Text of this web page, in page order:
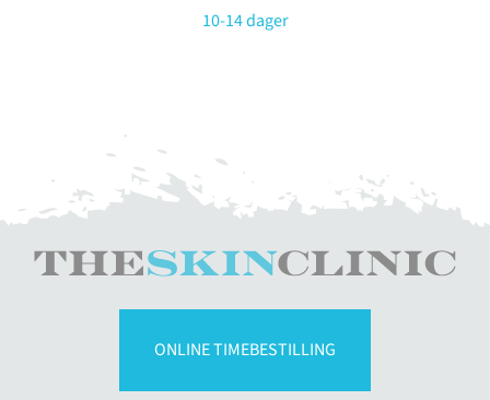
10-14 dager
ONLINE TIMEBESTILLING